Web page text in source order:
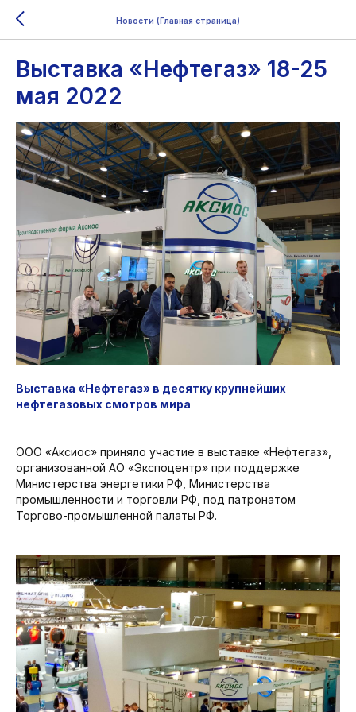
Новости (Главная страница)
Выставка «Нефтегаз» 18-25
мая 2022
Выставка «Нефтегаз» в десятку крупнейших
нефтегазовых смотров мира
ООО «Аксиос» приняло участие в выставке «Нефтегаз»,
организованной АО «Экспоцентр» при поддержке
Министерства энергетики РФ, Министерства
промышленности и торговли РФ, под патронатом
Торгово-промышленной палаты РФ.